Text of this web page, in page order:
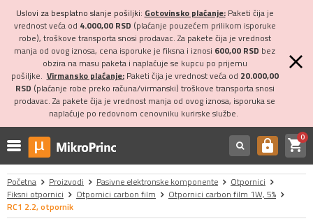
Uslovi za besplatno slanje pošiljki: Gotovinsko plaćanje:Paketi čija je
vrednost veća od 4.000,00 RSD (plaćanje pouzećem prilikom isporuke
robe), troškove transporta snosi prodavac. Za pakete čija je vrednost
manja od ovog iznosa, cena isporuke je fiksna i iznosi 600,00 RSD bez
obzira na masu paketa i naplaćuje se kupcu po prijemu
pošiljke. Virmansko plaćanje:Paketi čija je vrednost veća od 20.000,00
RSD (plaćanje robe preko računa/virmanski) troškove transporta snosi
prodavac. Za pakete čija je vrednost manja od ovog iznosa, isporuka se
naplaćuje po redovnom cenovniku kurirske službe.
https shopping_cart0
Početna Proizvodi Pasivne elektronske komponente
Otpornici
Fiksni otpornici
Otpornici carbon film
Otpornici carbon film 1W, 5%
RC1 2.2, otpornik